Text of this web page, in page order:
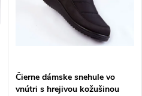
Čierne dámske snehule vo
vnútri s hrejivou kožušinou